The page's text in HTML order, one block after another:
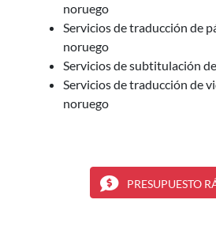
noruego
Servicios de traducción de
noruego
Servicios de subtitulación
Servicios de traducción de
noruego
PRESUPUESTO